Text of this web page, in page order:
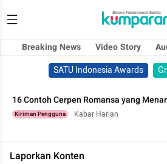
Breaking News Video Story
SATU Indonesia Awards
16 Contoh Cerpen Romansa yang
Kiriman Pengguna Kabar Harian
Laporkan Konten